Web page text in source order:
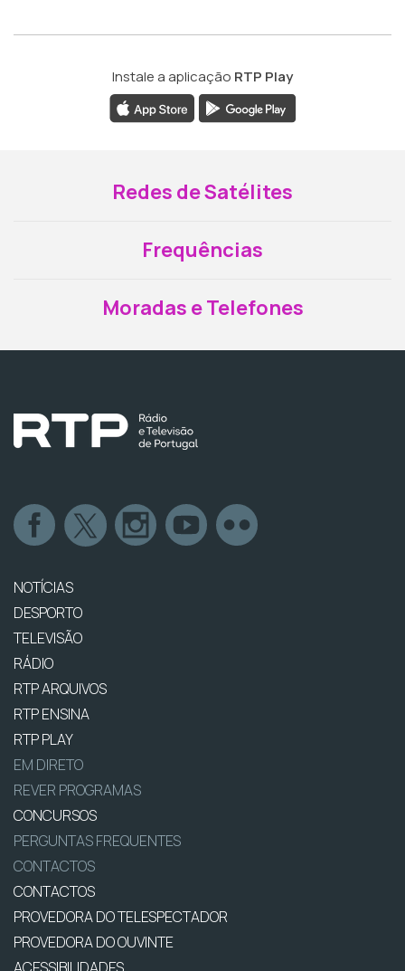
Instale a aplicação RTP Play
Redes de Satélites
Frequências
Moradas e Telefones
NOTÍCIAS
DESPORTO
TELEVISÃO
RÁDIO
RTP ARQUIVOS
RTP ENSINA
RTP PLAY
EM DIRETO
REVER PROGRAMAS
CONCURSOS
PERGUNTAS FREQUENTES
CONTACTOS
CONTACTOS
PROVEDORA DO TELESPECTADOR
PROVEDORA DO OUVINTE